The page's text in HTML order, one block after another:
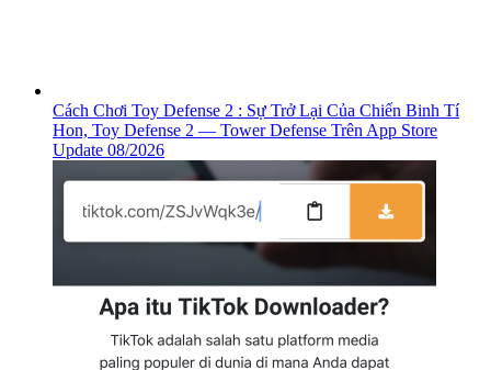
Cách Chơi Toy Defense 2 : Sự Trở Lại Của Chiến Binh Tí
Hon, ‎Toy Defense 2 — Tower Defense Trên App Store
Update 08/2026